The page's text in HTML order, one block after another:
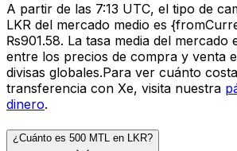
A partir de las 7:13 UTC, el tipo de
LKR del mercado medio es
₨901.58. La tasa media del mercado
entre los precios de compra y venta
divisas globales.Para ver cuánto
transferencia con Xe, visita nuestra
dinero.
¿Cuánto es 500 MTL en LKR?